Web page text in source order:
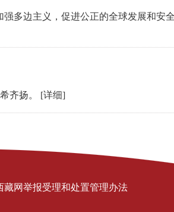
多边主义，促进公正的全球发展和安全
齐扬。 [详细]
藏网举报受理和处置管理办法